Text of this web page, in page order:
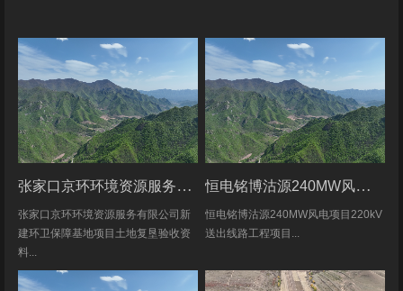
张家口京环环境资源服务有限公司新建环卫保障基地项目土地复垦验收资料
张家口京环环境资源服务有限公司新
建环卫保障基地项目土地复垦验收资
料...
恒电铭博沽源240MW风电项目220kV送出线路工程项目土地复垦验收资料
恒电铭博沽源240MW风电项目220kV
送出线路工程项目...